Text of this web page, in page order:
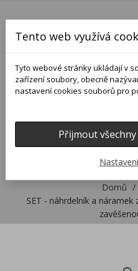
Domů
SET - náhrdelník a
Tento web využívá
Tyto webové stránky ukládají v
zařízení soubory, obecně
nastavení cookies souborů pro
Přijmout